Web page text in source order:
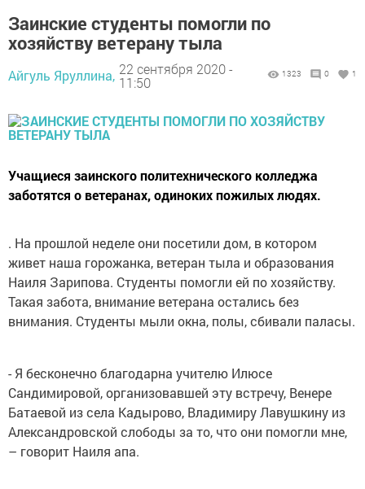
Заинские студенты помогли по
хозяйству ветерану тыла
Айгуль Яруллина, 22 сентября 2020 -
11:50
1323 0 1
Учащиеся заинского политехнического колледжа
заботятся о ветеранах, одиноких пожилых людях.
. На прошлой неделе они посетили дом, в котором
живет наша горожанка, ветеран тыла и образования
Наиля Зарипова. Студенты помогли ей по хозяйству.
Такая забота, внимание ветерана остались без
внимания. Студенты мыли окна, полы, сбивали паласы.
- Я бесконечно благодарна учителю Илюсе
Сандимировой, организовавшей эту встречу, Венере
Батаевой из села Кадырово, Владимиру Лавушкину из
Александровской слободы за то, что они помогли мне,
– говорит Наиля апа.